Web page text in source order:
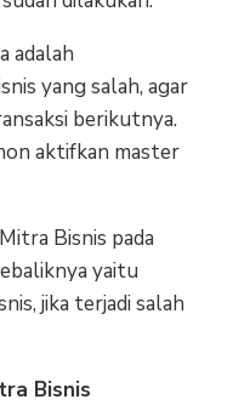
adalah
yang salah, agar
berikutnya.
aktifkan master
Bisnis pada
yaitu
jika terjadi salah
Bisnis